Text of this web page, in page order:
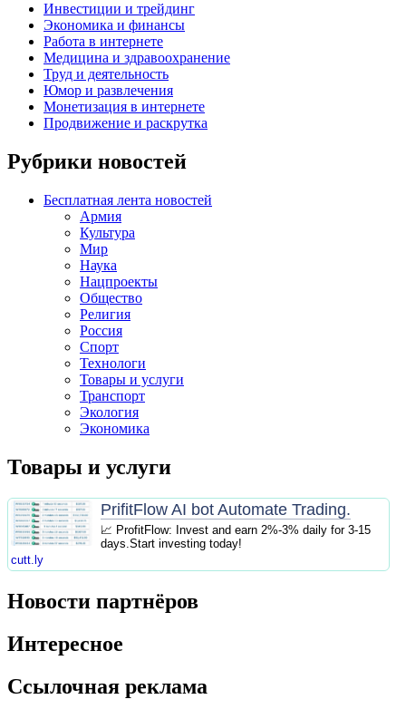
Инвестиции и трейдинг
Экономика и финансы
Работа в интернете
Медицина и здравоохранение
Труд и деятельность
Юмор и развлечения
Монетизация в интернете
Продвижение и раскрутка
Рубрики новостей
Бесплатная лента новостей
Армия
Культура
Мир
Наука
Нацпроекты
Общество
Религия
Россия
Спорт
Технологи
Товары и услуги
Транспорт
Экология
Экономика
Товары и услуги
PrifitFlow AI bot Automate Trading.
📈 ProfitFlow: Invest and earn 2%-3% daily for 3-15
days.Start investing today!
cutt.ly
Новости партнёров
Интересное
Ссылочная реклама